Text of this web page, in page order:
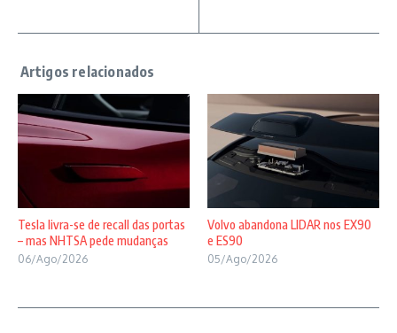
Tesla livra-se de recall das portas
– mas NHTSA pede mudanças
06/Ago/2026
Volvo abandona LIDAR nos EX90
e ES90
05/Ago/2026